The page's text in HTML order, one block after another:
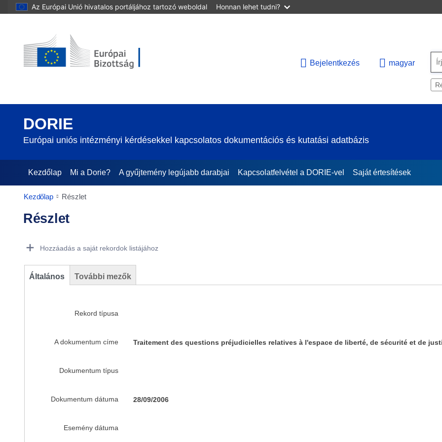
Az Európai Unió hivatalos portáljához tartozó weboldal Honnan lehet tudni?
Bejelentkezés magyar
DORIE
Európai uniós intézményi kérdésekkel kapcsolatos dokumentációs és kutatási adatbázis
Kezdőlap Mi a Dorie? A gyűjtemény legújabb darabjai Kapcsolatfelvétel a DORIE-vel Saját értesítések
Kezdőlap Részlet
Részlet
Hozzáadás a saját rekordok listájához
Általános További mezők
Rekord típusa
A dokumentum címe Traitement des questions préjudicielles relatives à l'espace de liberté, de sécurité et de
Dokumentum típus
Dokumentum dátuma 28/09/2006
Esemény dátuma